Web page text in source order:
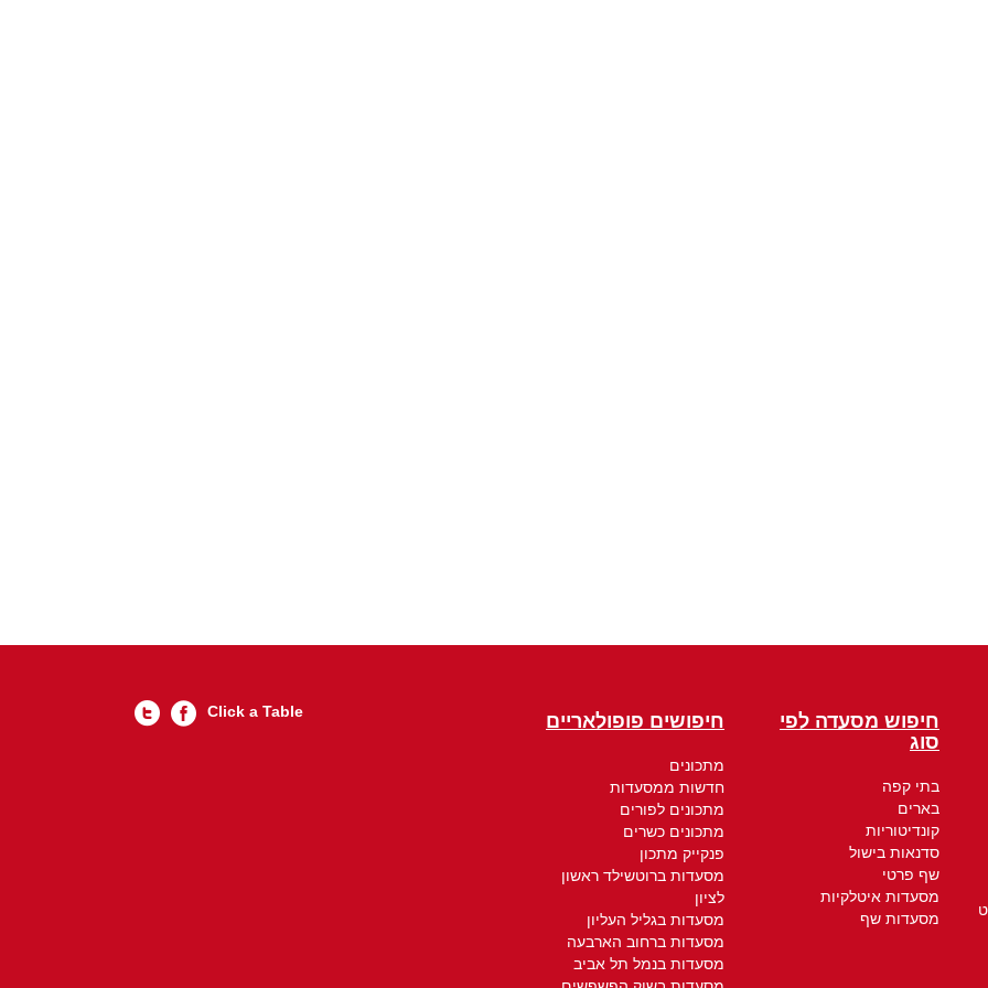
חיפוש מסעדה לפי
סוג
בתי קפה
בארים
קונדיטוריות
סדנאות בישול
שף פרטי
מסעדות איטלקיות
מסעדות שף
חיפושים פופולאריים
מתכונים
חדשות ממסעדות
מתכונים לפורים
מתכונים כשרים
פנקייק מתכון
מסעדות ברוטשילד ראשון
לציון
מסעדות בגליל העליון
מסעדות ברחוב הארבעה
מסעדות בנמל תל אביב
Click a Table